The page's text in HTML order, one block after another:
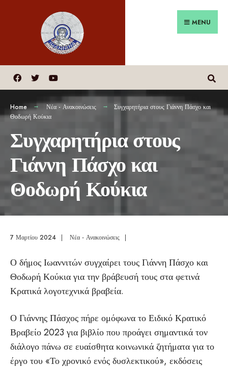
MENU
Home Νέα - Ανακοινώσεις
Συγχαρητήρια στους Γιάννη Πάσχο και
Θοδωρή Κούκια
Συγχαρητήρια στους
Γιάννη Πάσχο και
Θοδωρή Κούκια
7 Μαρτίου 2024 | Νέα - Ανακοινώσεις |
Ο δήμος Ιωαννιτών συγχαίρει τους Γιάννη Πάσχο και
Θοδωρή Κούκια για την βράβευσή τους στα φετινά
Κρατικά λογοτεχνικά βραβεία.
Ο Γιάννης Πάσχος πήρε ομόφωνα το Ειδικό Κρατικό
Βραβείο 2023 για βιβλίο που προάγει σημαντικά τον
διάλογο πάνω σε ευαίσθητα κοινωνικά ζητήματα για το
έργο του «Το χρονικό ενός δυσλεκτικού», εκδόσεις